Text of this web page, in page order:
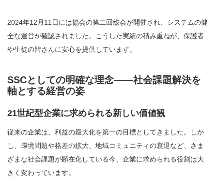
2024年12月11日には協会の第二回総会が開催され、システムの健
全な運営が確認されました。こうした実績の積み重ねが、保護者
や生徒の皆さんに安心を提供しています。
SSCとしての明確な理念――社会課題解決を
軸とする経営の姿
21世紀型企業に求められる新しい価値観
従来の企業は、利益の最大化を第一の目標としてきました。しか
し、環境問題や格差の拡大、地域コミュニティの衰退など、さま
ざまな社会課題が顕在化している今、企業に求められる役割は大
きく変わっています。